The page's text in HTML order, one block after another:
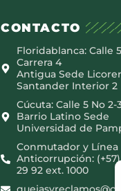
CONTACTO
Floridablanca: Calle
Carrera 4
Antigua Sede
Santander Interior 2
Cúcuta: Calle 5 No 2-
Barrio Latino Sede
Universidad de
Conmutador y Línea
Anticorrupción:
29 92 ext. 1000